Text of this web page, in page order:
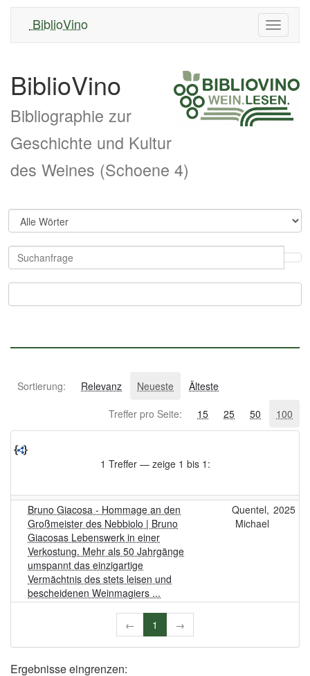
ein/
BiblioVino
BiblioVino
Bibliographie zur
Geschichte und Kultur
des Weines (Schoene 4)
Sortierung: Relevanz Neueste
Älteste
Treffer pro Seite:
15 25 50 100
1 Treffer — zeige 1 bis 1:
Bruno Giacosa - Hommage an den
Großmeister des Nebbiolo | Bruno
Giacosas Lebenswerk in einer
Verkostung. Mehr als 50 Jahrgänge
umspannt das einzigartige
Vermächtnis des stets leisen und
bescheidenen Weinmagiers ...
Quentel,
Michael
2025
← 1 →
Ergebnisse eingrenzen: